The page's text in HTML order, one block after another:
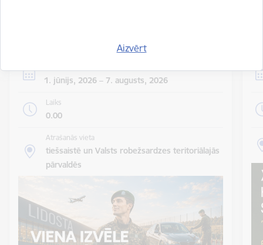
Aizvērt
1. jūnijs, 2026 – 7. augusts, 2026
Laiks
0.00
Atrašanās vieta
tiešsaistē un Valsts robežsardzes teritoriālajās
pārvaldēs